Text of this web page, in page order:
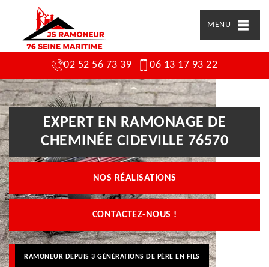
MENU
02 52 56 73 39 06 13 17 93 22
EXPERT EN RAMONAGE DE
CHEMINÉE CIDEVILLE 76570
NOS RÉALISATIONS
CONTACTEZ-NOUS !
RAMONEUR DEPUIS 3 GÉNÉRATIONS DE PÈRE EN FILS